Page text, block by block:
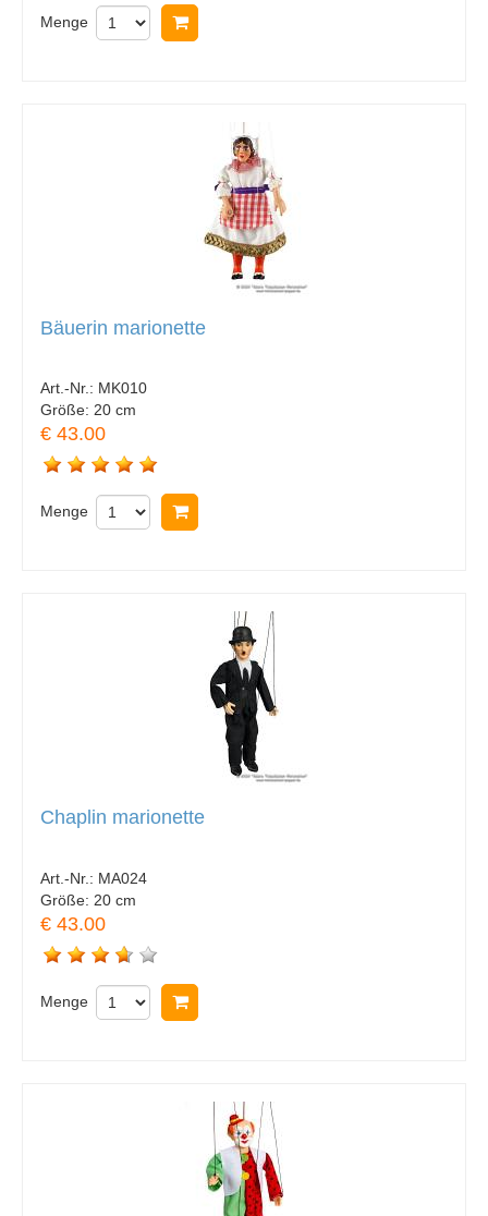
Menge
Bäuerin marionette
Art.-Nr.: MK010
Größe: 20 cm
€ 43.00
Menge
Chaplin marionette
Art.-Nr.: MA024
Größe: 20 cm
€ 43.00
Menge